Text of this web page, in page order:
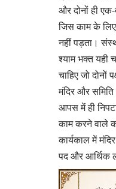
और दोनों ही एक-
जिस काम के लिए
नहीं पड़ता।
श्याम भक्त यही
चाहिए जो दोनों
मंदिर और
आपस में ही
काम करने वाले
कार्यकाल में
पद और आर्थिक